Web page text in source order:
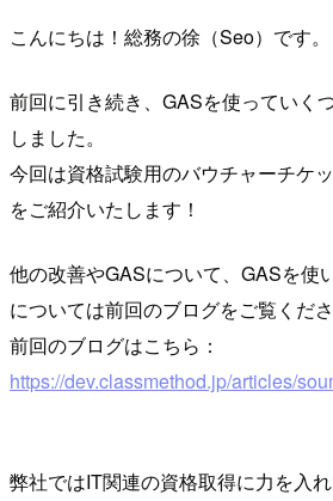
こんにちは！総務の徐（Seo）です。
前回に引き続き、GASを使っていく
しました。
今回は資格試験用のバウチャーチケ
をご紹介いたします！
他の改善やGASについて、GASを使
については前回のブログをご覧くださ
前回のブログはこちら：
https://dev.classmethod.jp/articles/
弊社ではIT関連の資格取得に力を入